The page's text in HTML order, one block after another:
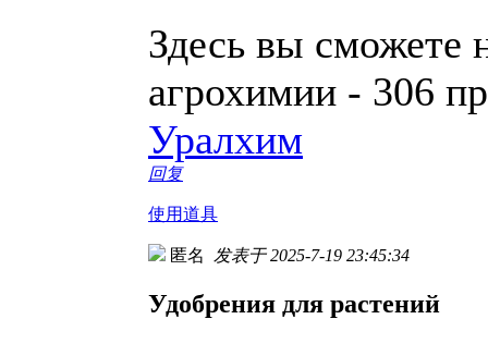
Здесь вы сможете
агрохимии - 306
Уралхим
回复
使用道具
匿名 发表于 2025-7-19 23:45:34
Удобрения для растений